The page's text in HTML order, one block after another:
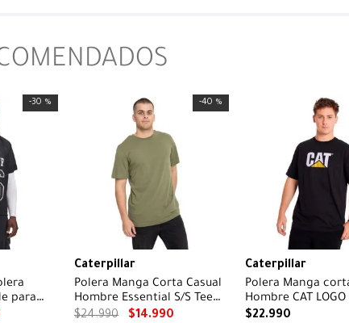
-30 %
para
-40 %
Caterpillar
Polera Manga Corta Casual
Hombre Essential S/S Tee
Verde Cat
$24.990 $14.990
Caterpillar
Polera Manga
Hombre CAT LOGO
Negro CAT
$22.990